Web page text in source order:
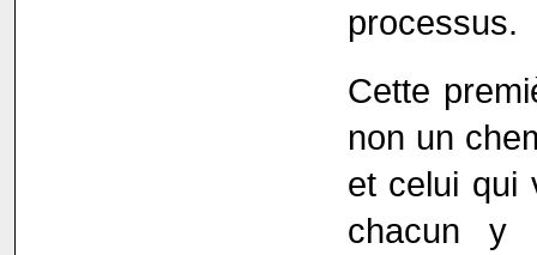
processus.
Cette
non un
et celui qui
chacun y